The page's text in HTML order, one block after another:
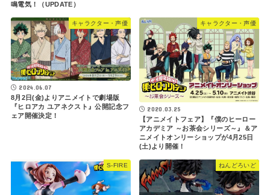
鳴電気！（UPDATE）
キャラクター・声優
2024.06.07
8月2日(金)よりアニメイトで劇場版
『ヒロアカ ユアネクスト』公開記念フ
ェア開催決定！
キャラクター・声優
2020.03.25
【アニメイトフェア】『僕のヒーロー
アカデミア ～お茶会シリーズ～』＆ア
ニメイトオンリーショップが4月25日
(土)より開催！
S-FIRE ねんどろいど